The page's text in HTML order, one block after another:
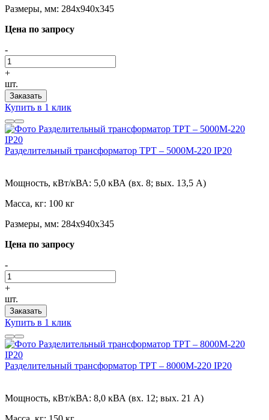
Размеры, мм: 284х940х345
Цена по запросу
-
+
шт.
Заказать
Купить в 1 клик
Разделительный трансформатор ТРТ – 5000М-220 IP20
Мощность, кВт/кВА: 5,0 кВА (вх. 8; вых. 13,5 А)
Масса, кг: 100 кг
Размеры, мм: 284х940х345
Цена по запросу
-
+
шт.
Заказать
Купить в 1 клик
Разделительный трансформатор ТРТ – 8000М-220 IP20
Мощность, кВт/кВА: 8,0 кВА (вх. 12; вых. 21 А)